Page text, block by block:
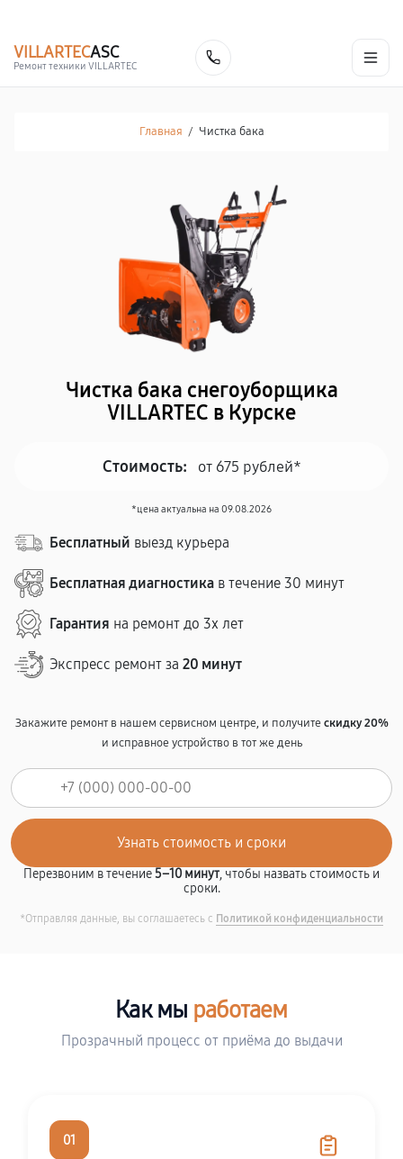
VILLARTECASC
Ремонт техники VILLARTEC
Главная / Чистка бака
Чистка бака снегоуборщика
VILLARTEC в Курске
Стоимость: от 675 рублей*
*цена актуальна на 09.08.2026
Бесплатный выезд курьера
Бесплатная диагностика в течение 30 минут
Гарантия на ремонт до 3х лет
Экспресс ремонт за 20 минут
Закажите ремонт в нашем сервисном центре, и получитескидку 20%
и исправное устройство в тот же день
Перезвоним в течение5–10 минут, чтобы назвать стоимость и
сроки.
*Отправляя данные, вы соглашаетесь с Политикой конфиденциальности
Как мы работаем
Прозрачный процесс от приёма до выдачи
01